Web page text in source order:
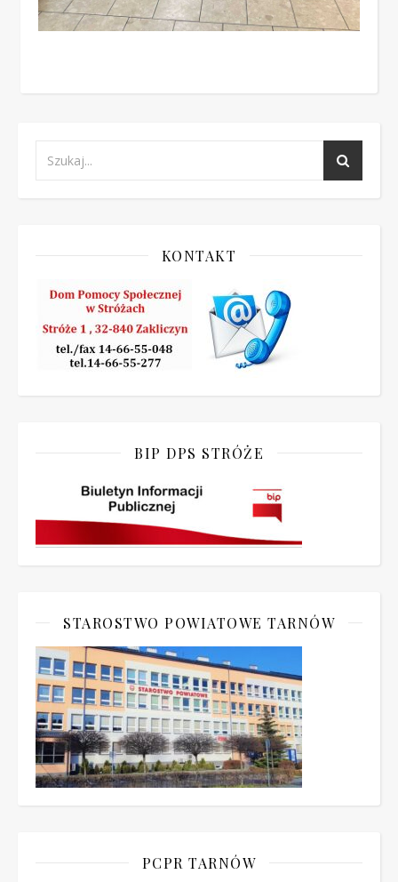
KONTAKT
BIP DPS STRÓŻE
STAROSTWO POWIATOWE TARNÓW
PCPR TARNÓW